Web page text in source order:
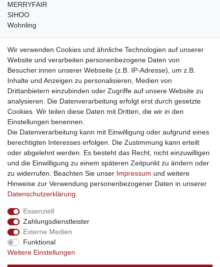
MERRYFAIR
SIHOO
Wohnling
weitere Shops
traumlampen- Lampen und Kronleuchter
kinderwagencenter- Exklusive und günstige Kinderwagen
gastrogeraete24- alles für Gastronomie und Imbiss
soziale Medien
Facebook
sicher einkaufen
Sichere Bestellung und Zahlung via SSL Verschlüsselung
Wir verwenden Cookies und ähnliche Technologien auf unserer
Website und verarbeiten personenbezogene Daten von
Besucher:innen unserer Webseite (z.B. IP-Adresse), um z.B.
Inhalte und Anzeigen zu personalisieren, Medien von
Drittanbietern einzubinden oder Zugriffe auf unsere Website zu
analysieren. Die Datenverarbeitung erfolgt erst durch gesetzte
Cookies. Wir teilen diese Daten mit Dritten, die wir in den
Einstellungen benennen.
Die Datenverarbeitung kann mit Einwilligung oder aufgrund eines
berechtigten Interesses erfolgen. Die Zustimmung kann erteilt
oder abgelehnt werden. Es besteht das Recht, nicht einzuwilligen
und die Einwilligung zu einem späteren Zeitpunkt zu ändern oder
zu widerrufen. Beachten Sie unser Impressum und weitere
Hinweise zur Verwendung personenbezogener Daten in unserer
Daten­schutz­erklärung
Essenziell
Zahlungsdienstleister
Externe Medien
Funktional
Weitere Einstellungen
Widerrufs­recht Widerrufs­formular
Daten­schutz­erklärung